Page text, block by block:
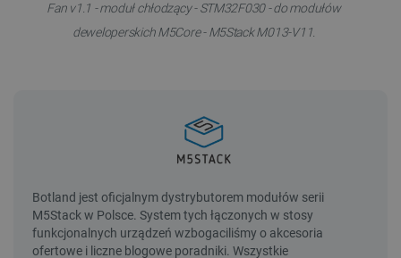
Fan v1.1 - moduł chłodzący - STM32F030 - do modułów
deweloperskich M5Core - M5Stack M013-V11.